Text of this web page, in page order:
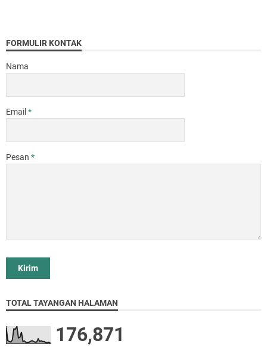
FORMULIR KONTAK
Nama
Email *
Pesan *
TOTAL TAYANGAN HALAMAN
176,871